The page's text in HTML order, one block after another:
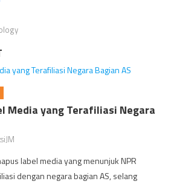
Media yang Terafiliasi Negara
label media yang menunjuk NPR
dengan negara bagian AS, selang